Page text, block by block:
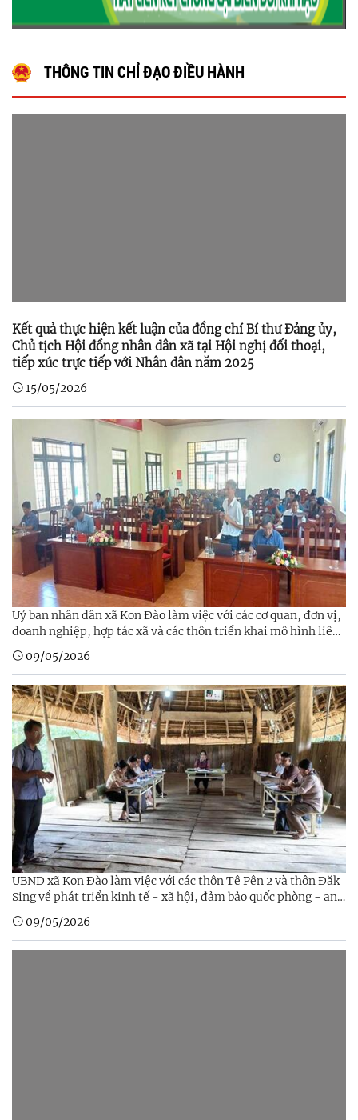
THÔNG TIN CHỈ ĐẠO ĐIỀU HÀNH
Kết quả thực hiện kết luận của đồng chí Bí thư Đảng ủy,
Chủ tịch Hội đồng nhân dân xã tại Hội nghị đối thoại,
tiếp xúc trực tiếp với Nhân dân năm 2025
15/05/2026
Uỷ ban nhân dân xã Kon Đào làm việc với các cơ quan, đơn vị,
doanh nghiệp, hợp tác xã và các thôn triển khai mô hình liên
kết và phát triển nông nghiệp, lâm nghiệp năm 2026
09/05/2026
UBND xã Kon Đào làm việc với các thôn Tê Pên 2 và thôn Đăk
Sing về phát triển kinh tế - xã hội, đảm bảo quốc phòng - an
ninh
09/05/2026